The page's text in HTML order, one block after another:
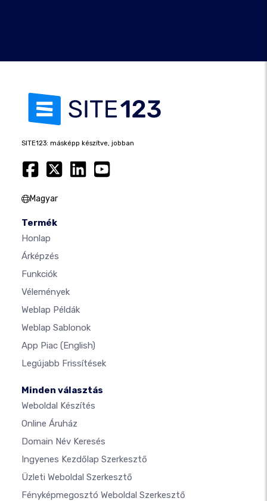
SITE123: másképp készítve, jobban
Magyar
Termék
Honlap
Árképzés
Funkciók
Vélemények
Weblap Példák
Weblap Sablonok
App Piac (English)
Legújabb Frissítések
Minden választás
Weboldal Készítés
Online Áruház
Domain Név Keresés
Ingyenes Kezdőlap Szerkesztő
Üzleti Weboldal Szerkesztő
Fényképmegosztó Weboldal Szerkesztő